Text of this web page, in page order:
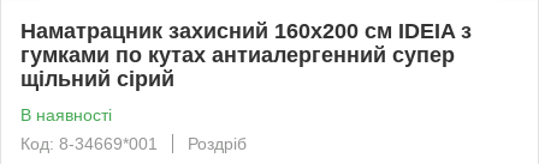
Наматрацник захисний 160x200 см IDEIA з
гумками по кутах антиалергенний супер
щільний сірий
В наявності
Код: 8-34669*001
Роздріб